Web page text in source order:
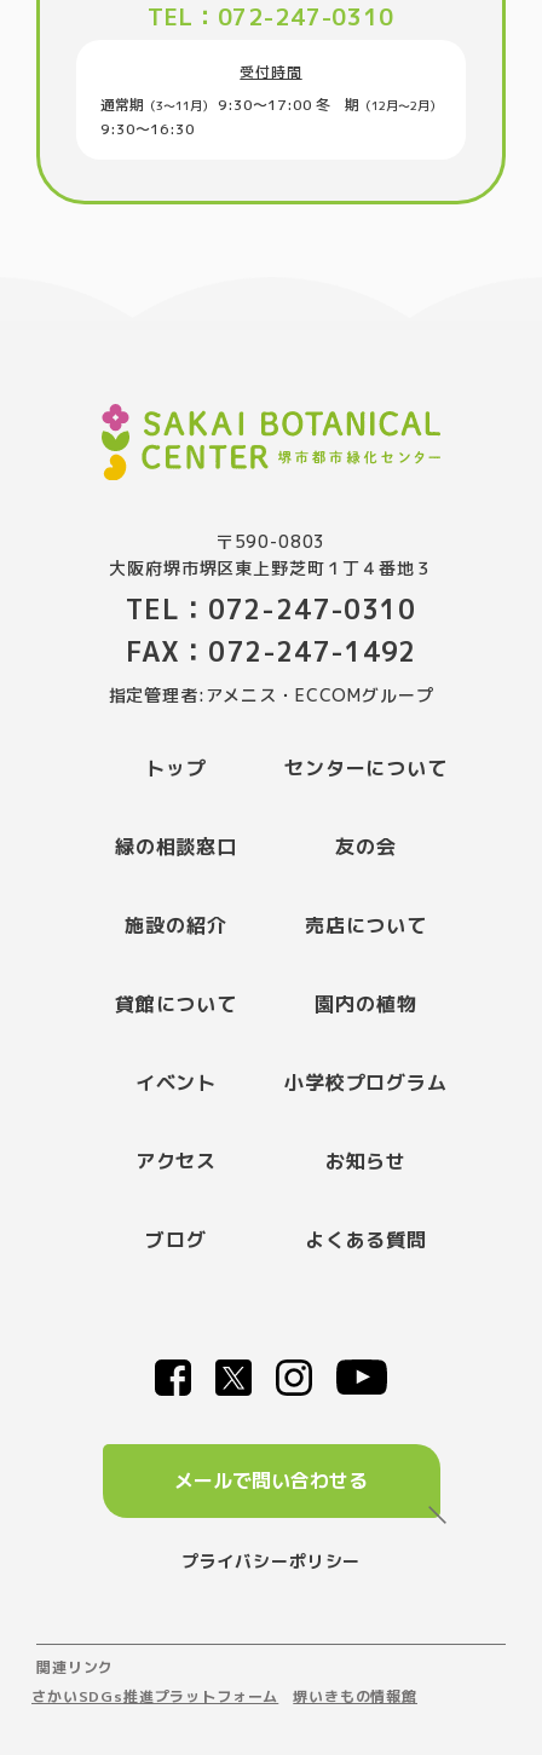
TEL：072-247-0310
受付時間
通常期 （3〜11月） 9:30〜17:00 冬 期 （12月～2月）
9:30〜16:30
〒590-0803
大阪府堺市堺区東上野芝町１丁４番地３
TEL：072-247-0310
FAX：072-247-1492
指定管理者:アメニス・ECCOMグループ
トップ センターについて
緑の相談窓口 友の会
施設の紹介 売店について
貸館について 園内の植物
イベント 小学校プログラム
アクセス お知らせ
ブログ よくある質問
メールで問い合わせる
プライバシーポリシー
関連リンク
さかいSDGs推進プラットフォーム
堺いきもの情報館